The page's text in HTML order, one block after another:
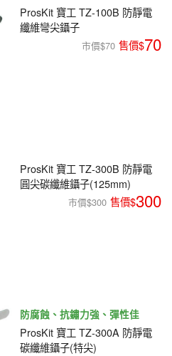
ProsKit 寶工 TZ-100B 防靜電
纖維彎尖鑷子
市價$70 70
ProsKit 寶工 TZ-300B 防靜電
圓尖碳纖維鑷子(125mm)
市價$300 300
防腐蝕、抗鏽力強、彈性佳
ProsKit 寶工 TZ-300A 防靜電
碳纖維鑷子(特尖)